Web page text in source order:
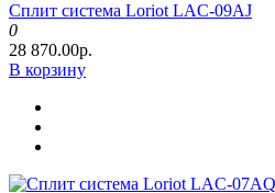
Сплит система Loriot LAC-09AJ
0
28 870.00р.
В корзину